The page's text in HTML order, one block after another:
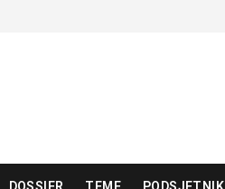
DOSSIER TEME PODSJETNIK